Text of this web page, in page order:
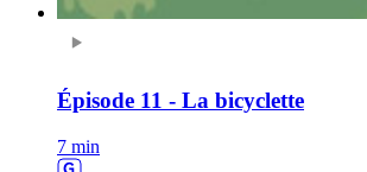
Épisode 11 - La bicyclette
7 min